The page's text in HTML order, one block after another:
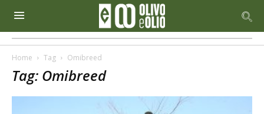
Home Tag Omibreed
Tag: Omibreed